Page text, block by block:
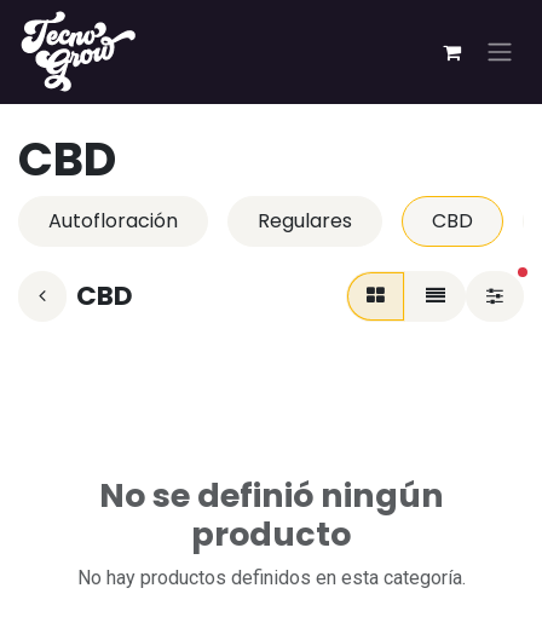
Ir al contenido
CBD
Autofloración Regulares CBD
CBD
No se definió ningún
producto
No hay productos definidos en esta categoría.